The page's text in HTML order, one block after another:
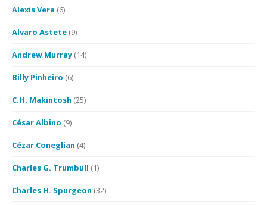
Alexis Vera (6)
Alvaro Astete (9)
Andrew Murray (14)
Billy Pinheiro (6)
C.H. Makintosh (25)
César Albino (9)
Cézar Coneglian (4)
Charles G. Trumbull (1)
Charles H. Spurgeon (32)